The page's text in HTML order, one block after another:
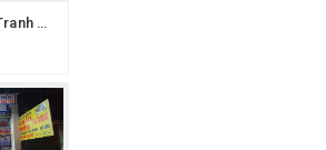
Xưởng Đóng Khing Tranh Giá Sỉ Và Lẻ Dĩ An